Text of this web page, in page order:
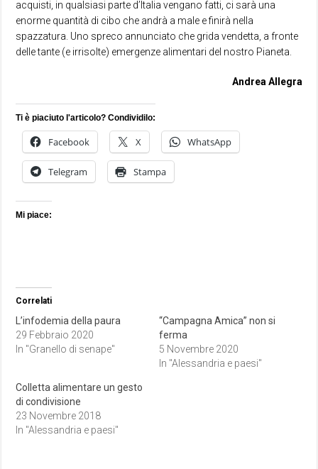
acquisti, in qualsiasi parte d’Italia vengano fatti, ci sarà una
enorme quantità di cibo che andrà a male e finirà nella
spazzatura. Uno spreco annunciato che grida vendetta, a fronte
delle tante (e irrisolte) emergenze alimentari del nostro Pianeta.
Andrea Allegra
Ti è piaciuto l'articolo? Condividilo:
Facebook X WhatsApp
Telegram Stampa
Mi piace:
Correlati
L’infodemia della paura
29 Febbraio 2020
In "Granello di senape"
“Campagna Amica” non si
ferma
5 Novembre 2020
In "Alessandria e paesi"
Colletta alimentare un gesto
di condivisione
23 Novembre 2018
In "Alessandria e paesi"